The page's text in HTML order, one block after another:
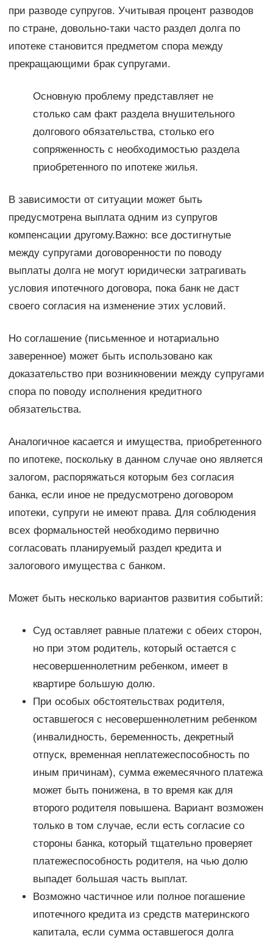
при разводе супругов. Учитывая процент разводов
по стране, довольно-таки часто раздел долга по
ипотеке становится предметом спора между
прекращающими брак супругами.
Основную проблему представляет не
столько сам факт раздела внушительного
долгового обязательства, столько его
сопряженность с необходимостью раздела
приобретенного по ипотеке жилья.
В зависимости от ситуации может быть
предусмотрена выплата одним из супругов
компенсации другому.Важно: все достигнутые
между супругами договоренности по поводу
выплаты долга не могут юридически затрагивать
условия ипотечного договора, пока банк не даст
своего согласия на изменение этих условий.
Но соглашение (письменное и нотариально
заверенное) может быть использовано как
доказательство при возникновении между супругами
спора по поводу исполнения кредитного
обязательства.
Аналогичное касается и имущества, приобретенного
по ипотеке, поскольку в данном случае оно является
залогом, распоряжаться которым без согласия
банка, если иное не предусмотрено договором
ипотеки, супруги не имеют права. Для соблюдения
всех формальностей необходимо первично
согласовать планируемый раздел кредита и
залогового имущества с банком.
Может быть несколько вариантов развития событий:
Суд оставляет равные платежи с обеих сторон,
но при этом родитель, который остается с
несовершеннолетним ребенком, имеет в
квартире большую долю.
При особых обстоятельствах родителя,
оставшегося с несовершеннолетним ребенком
(инвалидность, беременность, декретный
отпуск, временная неплатежеспособность по
иным причинам), сумма ежемесячного платежа
может быть понижена, в то время как для
второго родителя повышена. Вариант возможен
только в том случае, если есть согласие со
стороны банка, который тщательно проверяет
платежеспособность родителя, на чью долю
выпадет большая часть выплат.
Возможно частичное или полное погашение
ипотечного кредита из средств материнского
капитала, если сумма оставшегося долга